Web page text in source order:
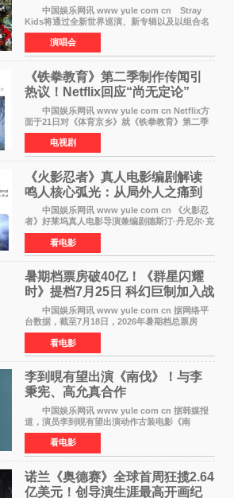
中国娱乐网讯 www yule com cn Stray
Kids将通过全新世界巡演、新专辑以及以组合名
义打造的专属音乐节等一系列全球活动，开启事
业发展的全新篇章。 Stray Kids将于7月25日
至26日、29日
演唱会
《铁拳教育》第二季制作传闻引
热议！Netflix回应“尚无定论”
中国娱乐网讯 www yule com cn Netflix方
面于21日对《体育京乡》就《铁拳教育》第二季
制作传闻划清界限，表示尚无定论。然而，业界
却有传闻称已就《铁拳教育》第二季的制作展开
了讨论——《
电视剧
《火影忍者》真人电影编剧解读
鸣人核心弧光：从局外人之痛到
自我觉醒
中国娱乐网讯 www yule com cn 《火影忍
者》好莱坞真人电影导演兼编剧德斯汀·丹尼尔·克
雷顿近日在采访中分享了对主角鸣人成长弧光的
理解，透露电影将深入探索鸣人作为局外人的情
感历程。
看电影
暑期档票房破40亿！《群星闪耀
时》提档7月25日 科幻巨制加入战
中国娱乐网讯 www yule com cn 据网络平
台数据，截至7月18日，2026年暑期档总票房
（含预售）已正式突破40亿元大关，年度总票房
也随之逼近197亿元。超百部中外佳片同台竞技，
点燃了盛夏的电
看电影
李到晛有望出演《南伐》！与李
秉宪、高允真合作
中国娱乐网讯 www yule com cn 据韩媒报
道，演员李到晛有望出演动作古装电影《南
伐》，与李秉宪、高允真合作，引发关注。
该片为动作古装片，讲述朝鲜初期，为了解救被
倭寇绑走的俘虏，9
看电影
诺兰《奥德赛》全球首周狂揽2.64
亿美元！创导演生涯最高开画纪